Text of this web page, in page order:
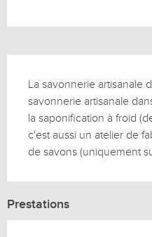
La savonnerie artisanale
savonnerie artisanale
la saponification à froid
c'est aussi un atelier de
de savons (uniquement
Prestations